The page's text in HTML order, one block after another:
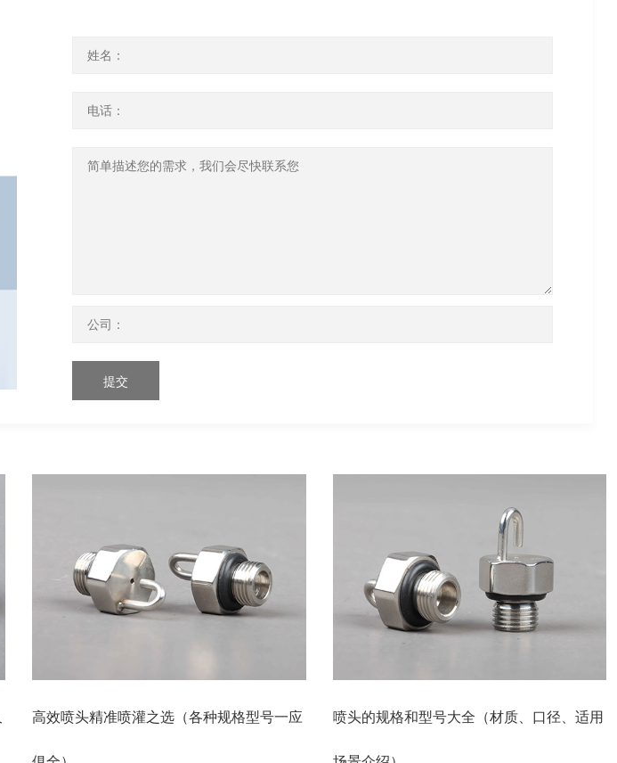
高效喷头精准喷灌之选（各种规格型号一应 喷头的规格和型号大全（材质、口径、适用